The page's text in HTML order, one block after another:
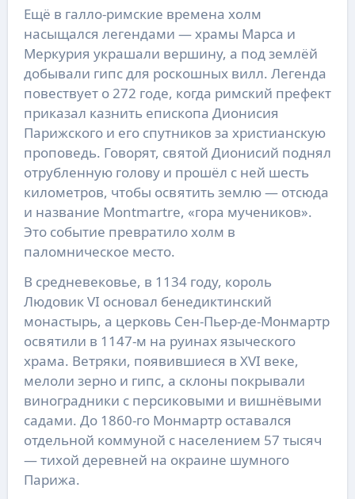
Ещё в галло-римские времена холм
насыщался легендами — храмы Марса и
Меркурия украшали вершину, а под землёй
добывали гипс для роскошных вилл. Легенда
повествует о 272 годе, когда римский префект
приказал казнить епископа Дионисия
Парижского и его спутников за христианскую
проповедь. Говорят, святой Дионисий поднял
отрубленную голову и прошёл с ней шесть
километров, чтобы освятить землю — отсюда
и название Montmartre, «гора мучеников».
Это событие превратило холм в
паломническое место.
В средневековье, в 1134 году, король
Людовик VI основал бенедиктинский
монастырь, а церковь Сен-Пьер-де-Монмартр
освятили в 1147-м на руинах языческого
храма. Ветряки, появившиеся в XVI веке,
мелоли зерно и гипс, а склоны покрывали
виноградники с персиковыми и вишнёвыми
садами. До 1860-го Монмартр оставался
отдельной коммуной с населением 57 тысяч
— тихой деревней на окраине шумного
Парижа.